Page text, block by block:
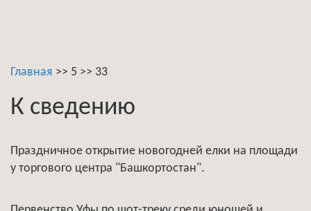
Главная >> 5 >> 33
К сведению
Праздничное открытие новогодней елки на площади
у торгового центра "Башкортостан".